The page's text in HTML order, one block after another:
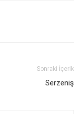
Sonraki İçerik
Serzeniş